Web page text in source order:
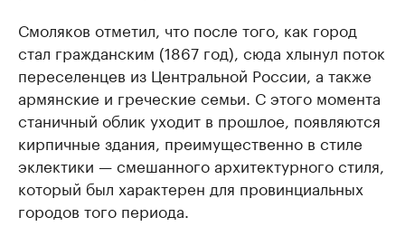
Смоляков отметил, что после того, как город
стал гражданским (1867 год), сюда хлынул поток
переселенцев из Центральной России, а также
армянские и греческие семьи. С этого момента
станичный облик уходит в прошлое, появляются
кирпичные здания, преимущественно в стиле
эклектики — смешанного архитектурного стиля,
который был характерен для провинциальных
городов того периода.